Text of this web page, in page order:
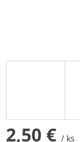
2,50 € / ks